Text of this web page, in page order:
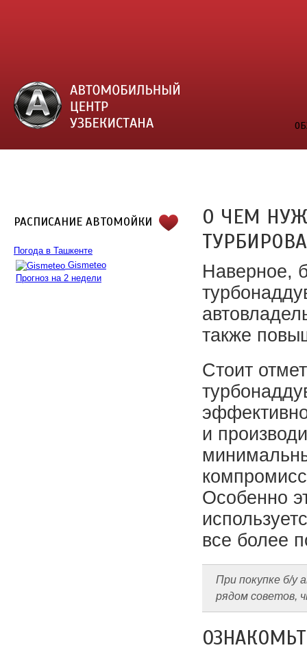
РАСПИСАНИЕ АВТОМОЙКИ
Погода в Ташкенте
Gismeteo
Прогноз на 2 недели
О ЧЕМ
Наверное,
также
Стоит
и
Особенно
все более
При покупке б/у
рядом советов,